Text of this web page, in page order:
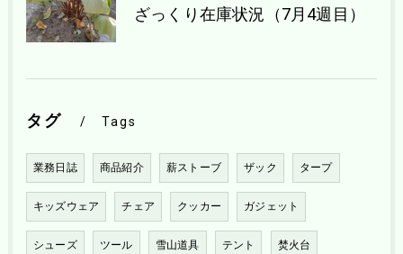
ざっくり在庫状況（7月4週目）
タグ Tags
業務日誌 商品紹介 薪ストーブ ザック タープ
キッズウェア チェア クッカー ガジェット
シューズ ツール 雪山道具 テント 焚火台